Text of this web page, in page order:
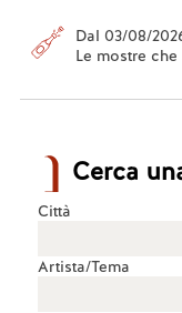
Dal 03/08/
Le mostre
Cerca
Città
Artista/Tema